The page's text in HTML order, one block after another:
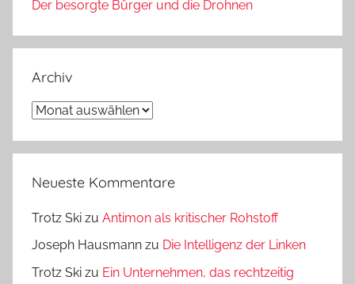
Der besorgte Bürger und die Drohnen
Archiv
Archiv
Neueste Kommentare
Trotz Ski zu Antimon als kritischer Rohstoff
Joseph Hausmann zu Die Intelligenz der Linken
Trotz Ski zu Ein Unternehmen, das rechtzeitig